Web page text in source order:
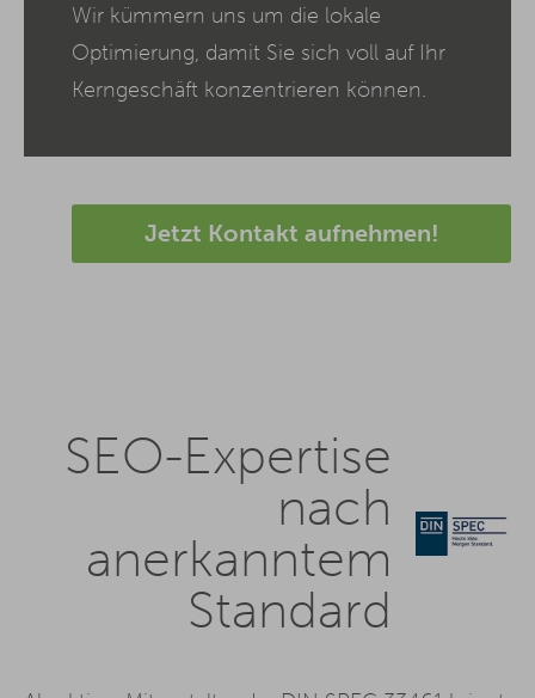
Wir kümmern uns um die lokale
Optimierung, damit Sie sich voll auf Ihr
Kerngeschäft konzentrieren können.
Jetzt Kontakt aufnehmen!
SEO-Expertise
nach
anerkanntem
Standard